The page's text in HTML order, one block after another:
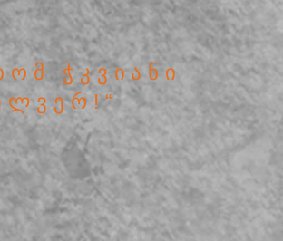
ჭკვიანი